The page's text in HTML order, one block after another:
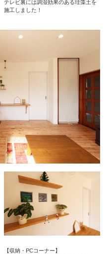
テレビ裏には調湿効果のある珪藻土を
施工しました！
【収納・PCコーナー】